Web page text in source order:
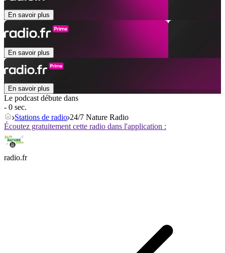
En savoir plus
En savoir plus
En savoir plus
Le podcast débute dans
- 0 sec.
Stations de radio 24/7 Nature Radio
Écoutez gratuitement cette radio dans l'application :
radio.fr